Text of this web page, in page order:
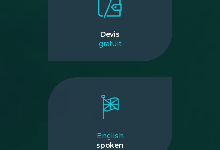
Devis
gratuit
English
spoken